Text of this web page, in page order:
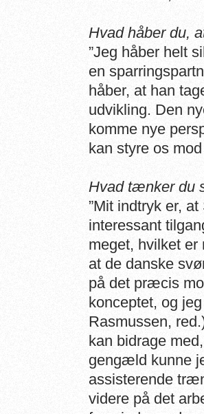
Hvad håber du,
”Jeg håber helt
en
håber, at han
udvikling. Den
komme nye
kan styre os
Hvad tænker du
”Mit indtryk er,
interessant
meget, hvilket er
at de danske
på det præcis
konceptet, og
Rasmussen,
kan bidrage
gengæld kunne
assisterende
videre på det